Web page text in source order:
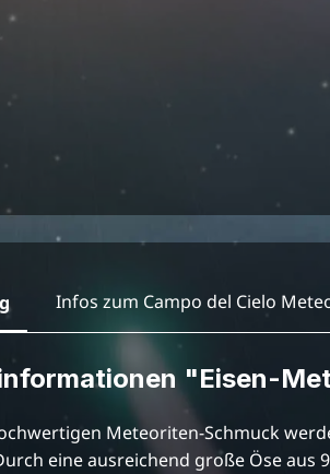
Infos zum Campo del Cielo
"Eisen-
Meteoriten-Schmuck
eine ausreichend große Öse aus